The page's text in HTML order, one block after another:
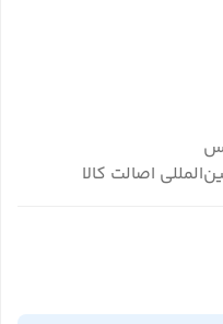
اصالت کالا